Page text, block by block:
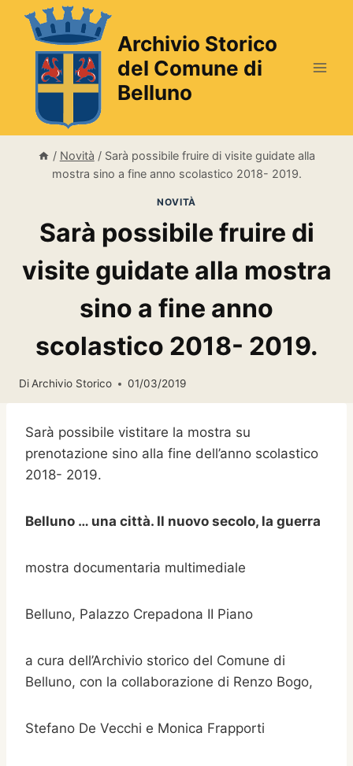
Salta
contenuto
Archivio Storico
del Comune di
Belluno
/ Novità / Sarà possibile fruire di visite guidate alla
mostra sino a fine anno scolastico 2018- 2019.
NOVITÀ
Sarà possibile fruire di
visite guidate alla mostra
sino a fine anno
scolastico 2018- 2019.
DiArchivio Storico 01/03/2019
Sarà possibile vistitare la mostra su
prenotazione sino alla fine dell’anno scolastico
2018- 2019.
Belluno … una città. Il nuovo secolo, la guerra
mostra documentaria multimediale
Belluno, Palazzo Crepadona II Piano
a cura dell’Archivio storico del Comune di
Belluno, con la collaborazione di Renzo Bogo,
Stefano De Vecchi e Monica Frapporti